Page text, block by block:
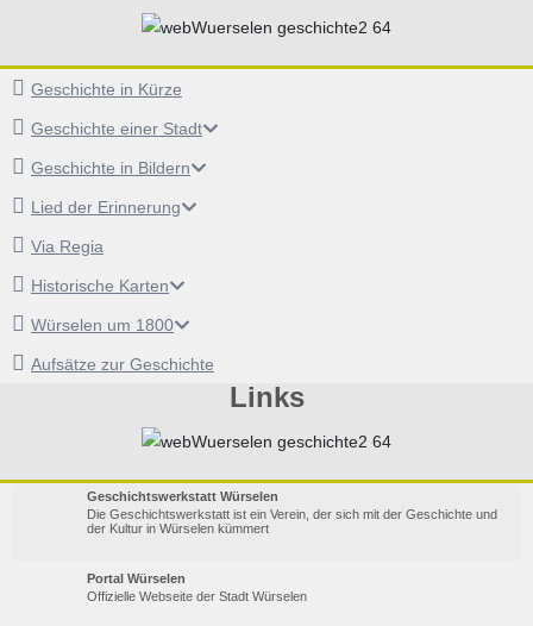
Geschichte in Kürze
Geschichte einer Stadt
Geschichte in Bildern
Lied der Erinnerung
Via Regia
Historische Karten
Würselen um 1800
Aufsätze zur Geschichte
Links
Geschichtswerkstatt Würselen
Die Geschichtswerkstatt ist ein Verein, der sich mit der Geschichte und
der Kultur in Würselen kümmert
Portal Würselen
Offizielle Webseite der Stadt Würselen